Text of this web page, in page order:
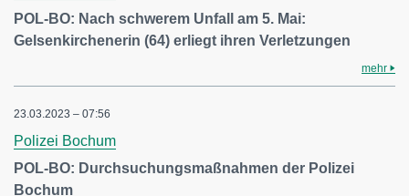
POL-BO: Nach schwerem Unfall am 5. Mai:
Gelsenkirchenerin (64) erliegt ihren Verletzungen
mehr
23.03.2023 – 07:56
Polizei Bochum
POL-BO: Durchsuchungsmaßnahmen der Polizei
Bochum